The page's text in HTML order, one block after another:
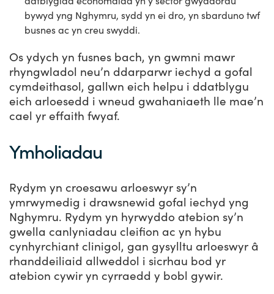
bywyd yng Nghymru, sydd yn ei dro, yn sbarduno twf
busnes ac yn creu swyddi.
Os ydych yn fusnes bach, yn gwmni mawr
rhyngwladol neu’n ddarparwr iechyd a gofal
cymdeithasol, gallwn eich helpu i ddatblygu
eich arloesedd i wneud gwahaniaeth lle mae’n
cael yr effaith fwyaf.
Ymholiadau
Rydym yn croesawu arloeswyr sy’n
ymrwymedig i drawsnewid gofal iechyd yng
Nghymru. Rydym yn hyrwyddo atebion sy’n
gwella canlyniadau cleifion ac yn hybu
cynhyrchiant clinigol, gan gysylltu arloeswyr â
rhanddeiliaid allweddol i sicrhau bod yr
atebion cywir yn cyrraedd y bobl gywir.